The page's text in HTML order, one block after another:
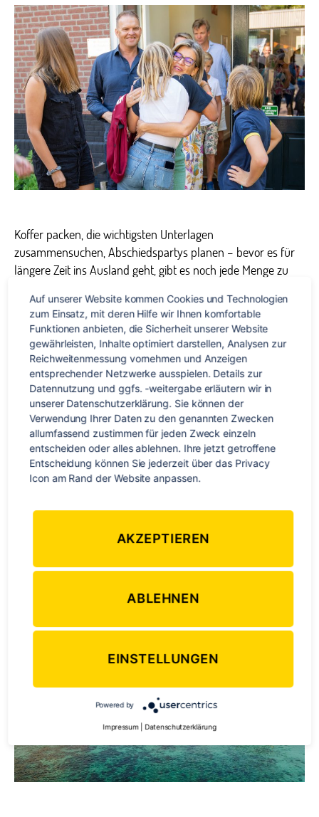
Was
ich
mit?
Koffer packen, die wichtigsten Unterlagen
zusammensuchen, Abschiedspartys planen – bevor es für
längere Zeit ins Ausland geht, gibt es noch jede Menge zu
nach den Gastgeschenken. Wir haben einige nützliche Tipps
für dich, was du deiner Gastfamilie mitbringen kannst.
Süßigkeiten gehen immer Gastgeschenke sind […]
Schlagwörter
Gastfamilie,Reisetipps,Schüleraustausch
Kategorien
OZEANIEN REISETIPPS
Tamaras Megatrip –
Erlebnisreise Australien
1 Kommentarzu
Tamaras
Megatrip
Australien
Auf unserer Website kommen Cookies und Technologien
zum Einsatz, mit deren Hilfe wir Ihnen komfortable
Funktionen anbieten, die Sicherheit unserer Website
gewährleisten, Inhalte optimiert darstellen, Analysen zur
Reichweitenmessung vornehmen und Anzeigen
entsprechender Netzwerke ausspielen. Details zur
Datennutzung und ggfs. -weitergabe erläutern wir in
unserer Datenschutzerklärung. Sie können der
Verwendung Ihrer Daten zu den genannten Zwecken
allumfassend zustimmen für jeden Zweck einzeln
entscheiden oder alles ablehnen. Ihre jetzt getroffene
Entscheidung können Sie jederzeit über das Privacy
Icon am Rand der Website anpassen.
AKZEPTIEREN
ABLEHNEN
EINSTELLUNGEN
Powered by
Impressum Datenschutzerklärung